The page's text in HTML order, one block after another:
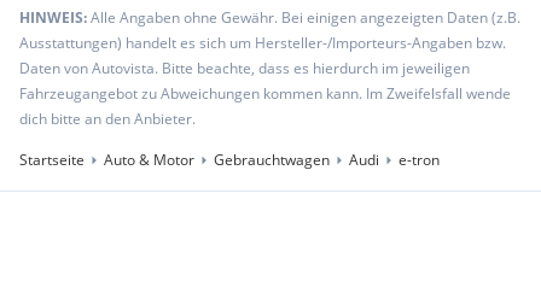
HINWEIS:Alle Angaben ohne Gewähr. Bei einigen angezeigten Daten (z.B.
Ausstattungen) handelt es sich um Hersteller-/Importeurs-Angaben bzw.
Daten von Autovista. Bitte beachte, dass es hierdurch im jeweiligen
Fahrzeugangebot zu Abweichungen kommen kann. Im Zweifelsfall wende
dich bitte an den Anbieter.
Startseite
Auto & Motor Gebrauchtwagen Audi e-tron